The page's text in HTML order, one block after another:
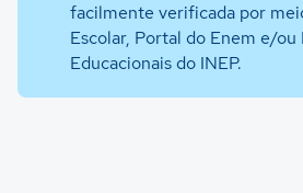
facilmente verificada por
Escolar, Portal do Enem e/ou
Educacionais do INEP.